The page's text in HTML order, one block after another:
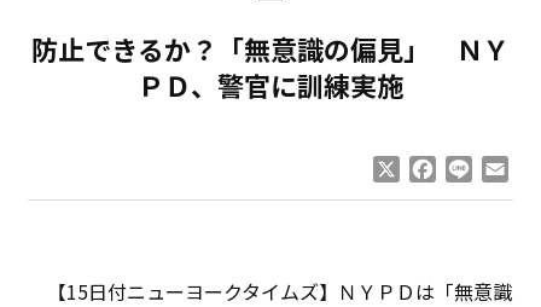
防止できるか？「無意識の偏見」 ＮＹ
ＰＤ、警官に訓練実施
Facebook
Line
【15日付ニューヨークタイムズ】ＮＹＰＤは「無意識